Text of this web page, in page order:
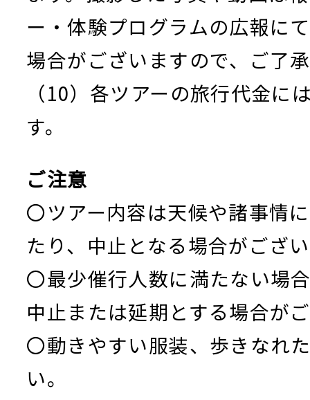
ー・体験プログラムの広報に
場合がございますので、ご了
（10）各ツアーの旅行代金に
す。
ご注意
〇ツアー内容は天候や諸事情
たり、中止となる場合がござ
〇最少催行人数に満たない場
中止または延期とする場合が
〇動きやすい服装、歩きなれ
い。